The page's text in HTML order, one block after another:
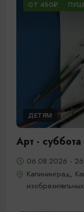
ОТ 450₽
ДЕТЯМ
Арт - суббота
06.08.2026 -
Калининград,